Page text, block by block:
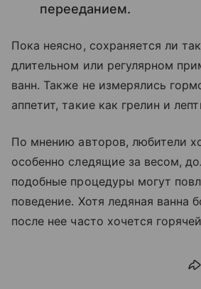
перееданием.
Пока неясно, сохраняется ли
длительном или регулярном
ванн. Также не измерялись
аппетит, такие как грелин и
По мнению авторов, любители
особенно следящие за весом,
подобные процедуры могут
поведение. Хотя ледяная ванна
после нее часто хочется